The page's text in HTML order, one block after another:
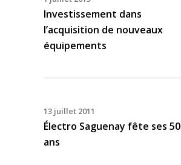
Investissement dans
l’acquisition de nouveaux
équipements
13 juillet 2011
Électro Saguenay fête ses 50
ans